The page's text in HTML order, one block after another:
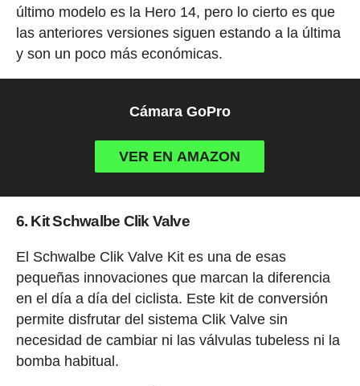
último modelo es la Hero 14, pero lo cierto es que
las anteriores versiones siguen estando a la última
y son un poco más económicas.
Cámara GoPro
VER EN AMAZON
6. Kit Schwalbe Clik Valve
El Schwalbe Clik Valve Kit es una de esas
pequeñas innovaciones que marcan la diferencia
en el día a día del ciclista. Este kit de conversión
permite disfrutar del sistema Clik Valve sin
necesidad de cambiar ni las válvulas tubeless ni la
bomba habitual.